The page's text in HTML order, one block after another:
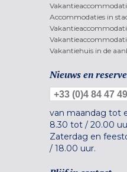
Accommodaties in
Vakantiehuis in de
Nieuws en
+33 (0)4 84 47
van maandag tot
8.30 tot / 20.00
Zaterdag en
/ 18.00 uur.